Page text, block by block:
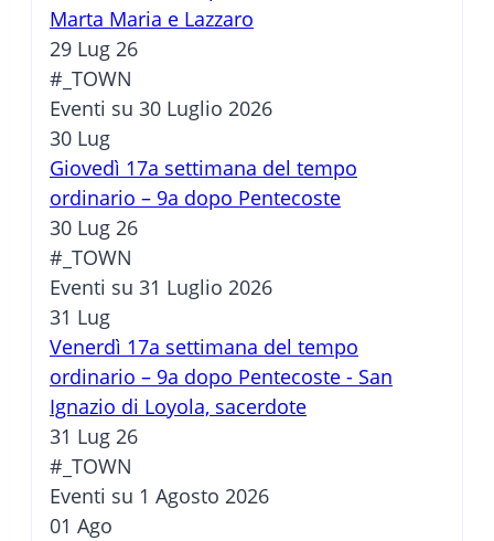
Marta Maria e Lazzaro
29 Lug 26
#_TOWN
Eventi su 30 Luglio 2026
30 Lug
Giovedì 17a settimana del tempo
ordinario – 9a dopo Pentecoste
30 Lug 26
#_TOWN
Eventi su 31 Luglio 2026
31 Lug
Venerdì 17a settimana del tempo
ordinario – 9a dopo Pentecoste - San
Ignazio di Loyola, sacerdote
31 Lug 26
#_TOWN
Eventi su 1 Agosto 2026
01 Ago